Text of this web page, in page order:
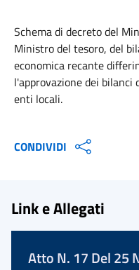
Schema di decreto del
Ministro del tesoro, del
economica recante
l'approvazione dei
enti locali.
CONDIVIDI
Link e Allegati
Atto N. 17 Del 25